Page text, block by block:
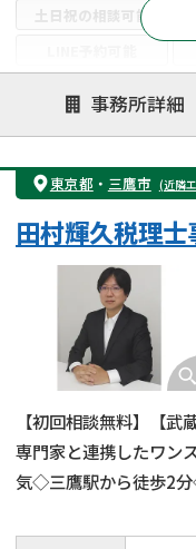
土日祝の相談可能
注力案件
遺言書作成・遺言執行
遺産分割
相続手続き
成年後見・任意後見
相続人調査
相続トラブル
事務所詳細
東京都 ・ 三鷹市 (近隣
田村輝久税理士
【初回相談無料】【
専門家と連携したワン
気◇三鷹駅から徒歩2